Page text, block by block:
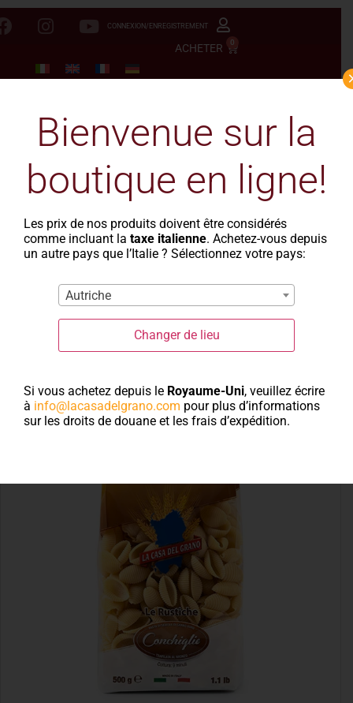
CONNEXION/ENREGISTREMENT
ACHETER 0
-Le Rustiche- Conchiglie trafilate
Bienvenue sur la
boutique en ligne!
Les prix de nos produits doivent être considérés
comme incluant lataxe italienne. Achetez-vous depuis
un autre pays que l’Italie ? Sélectionnez votre pays:
Autriche
Changer de lieu
Si vous achetez depuis le Royaume-Uni, veuillez écrire
à info@lacasadelgrano.com pour plus d’informations
sur les droits de douane et les frais d’expédition.